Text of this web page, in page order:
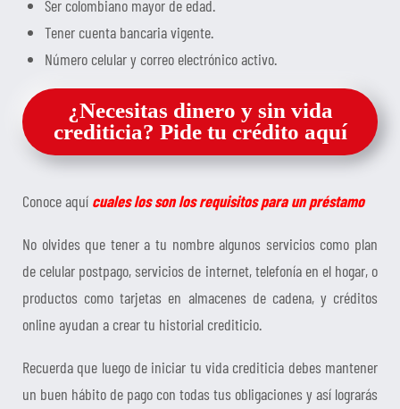
Ser colombiano mayor de edad.
Tener cuenta bancaria vigente.
Número celular y correo electrónico activo.
¿Necesitas dinero y sin vida
crediticia? Pide tu crédito aquí
Conoce aquí cuales los son los requisitos para un préstamo
No olvides que tener a tu nombre algunos servicios como plan
de celular postpago, servicios de internet, telefonía en el hogar, o
productos como tarjetas en almacenes de cadena, y créditos
online ayudan a crear tu historial crediticio.
Recuerda que luego de iniciar tu vida crediticia debes mantener
un buen hábito de pago con todas tus obligaciones y así lograrás